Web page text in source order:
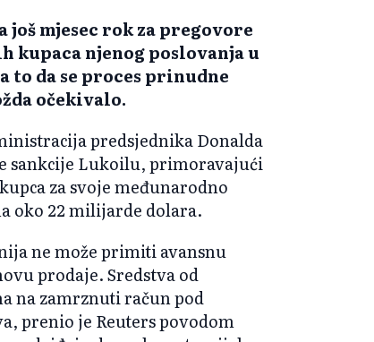
još mjesec rok za pregovore
kupaca njenog poslovanja u
to da se proces prinudne
očekivalo.
predsjednika Donalda
sankcije Lukoilu, primoravajući
za svoje međunarodno
oko 22 milijarde dolara.
ne može primiti avansnu
prodaje. Sredstva od
na zamrznuti račun pod
prenio je Reuters povodom